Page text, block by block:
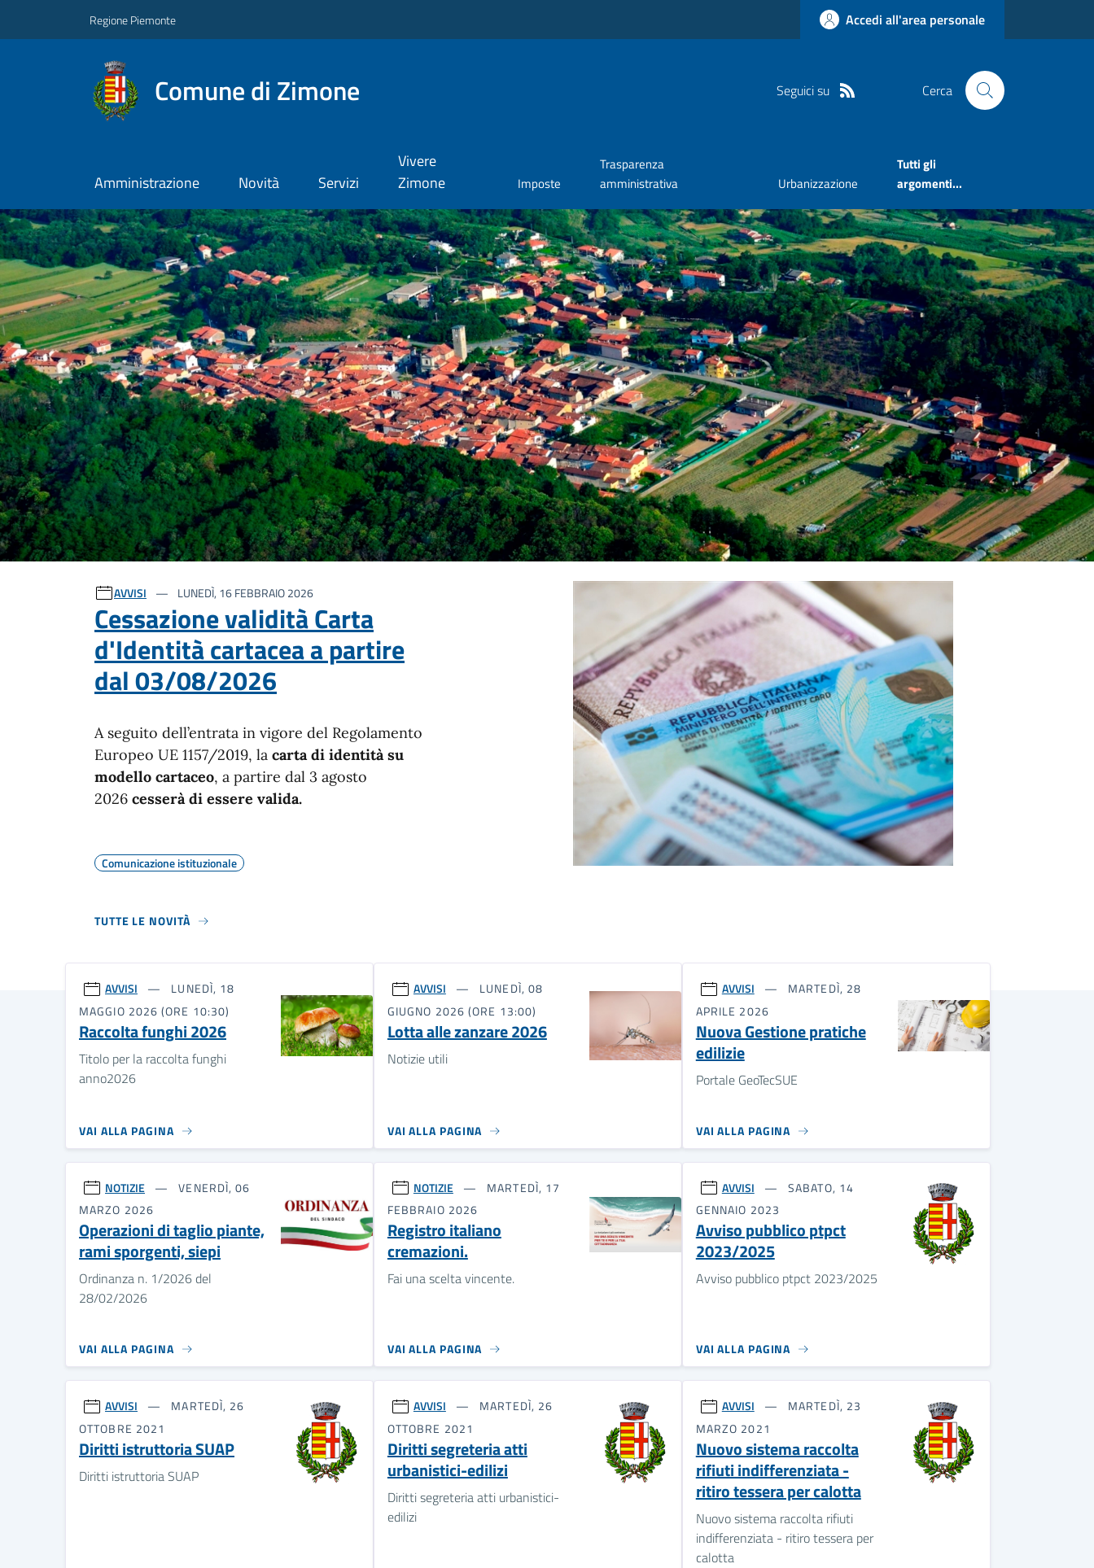
Regione Piemonte Accedi all'area personale
Comune di Zimone Seguici su Cerca
Amministrazione Novità Servizi
Vivere
Zimone
Imposte
Trasparenza
amministrativa
Urbanizzazione
Tutti gli
argomenti...
Ultime notizie
AVVISI LUNEDÌ, 16 FEBBRAIO 2026
Cessazione validità Carta
d'Identità cartacea a partire
dal 03/08/2026
A seguito dell’entrata in vigore del Regolamento
Europeo UE 1157/2019, la carta di identità su
modello cartaceo, a partire dal 3 agosto
2026 cesserà di essere valida.
Comunicazione istituzionale
TUTTE LE NOVITÀ
AVVISI
LUNEDÌ, 18
MAGGIO 2026 (ORE 10:30)
Raccolta funghi 2026
Titolo per la raccolta funghi
anno2026
VAI ALLA PAGINA
AVVISI
LUNEDÌ, 08
GIUGNO 2026 (ORE 13:00)
Lotta alle zanzare 2026
Notizie utili
VAI ALLA PAGINA
AVVISI
MARTEDÌ, 28
APRILE 2026
Nuova Gestione pratiche
edilizie
Portale GeoTecSUE
VAI ALLA PAGINA
NOTIZIE
VENERDÌ, 06
MARZO 2026
Operazioni di taglio piante,
rami sporgenti, siepi
Ordinanza n. 1/2026 del
28/02/2026
VAI ALLA PAGINA
NOTIZIE
MARTEDÌ, 17
FEBBRAIO 2026
Registro italiano
cremazioni.
Fai una scelta vincente.
VAI ALLA PAGINA
AVVISI
SABATO, 14
GENNAIO 2023
Avviso pubblico ptpct
2023/2025
Avviso pubblico ptpct 2023/2025
VAI ALLA PAGINA
AVVISI
MARTEDÌ, 26
OTTOBRE 2021
Diritti istruttoria SUAP
Diritti istruttoria SUAP
AVVISI
MARTEDÌ, 26
OTTOBRE 2021
Diritti segreteria atti
urbanistici-edilizi
Diritti segreteria atti urbanistici-
edilizi
AVVISI
MARTEDÌ, 23
MARZO 2021
Nuovo sistema raccolta
rifiuti indifferenziata -
ritiro tessera per calotta
Nuovo sistema raccolta rifiuti
indifferenziata - ritiro tessera per
calotta